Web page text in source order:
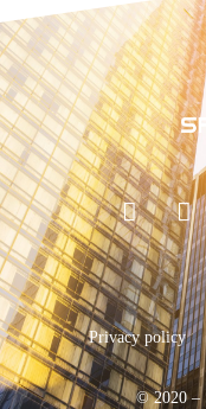
Privacy policy
© 2020 –